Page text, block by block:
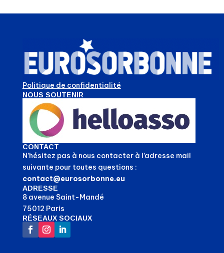
Politique de confidentialité
NOUS SOUTENIR
CONTACT
N’hésitez pas à nous contacter à l’adresse mail
suivante pour toutes questions :
contact@eurosorbonne.eu
ADRESSE
8 avenue Saint-Mandé
75012 Paris
RÉSEAUX SOCIAUX